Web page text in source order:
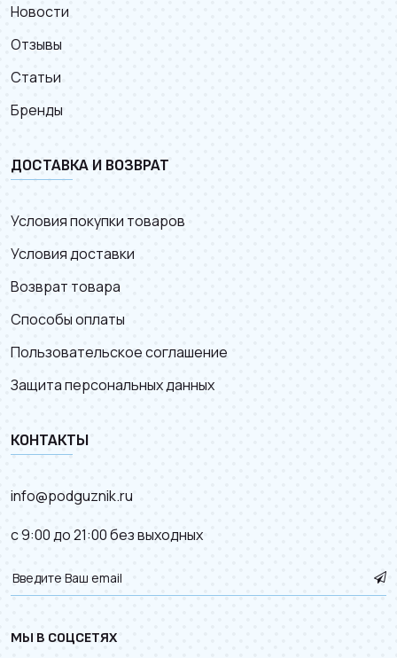
Новости
Отзывы
Статьи
Бренды
ДОСТАВКА И ВОЗВРАТ
Условия покупки товаров
Условия доставки
Возврат товара
Способы оплаты
Пользовательское соглашение
Защита персональных данных
КОНТАКТЫ
info@podguznik.ru
с 9:00 до 21:00 без выходных
МЫ В СОЦСЕТЯХ